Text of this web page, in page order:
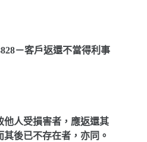
－客戶返還不當得利事
他人受損害者，應返還其
後已不存在者，亦同。